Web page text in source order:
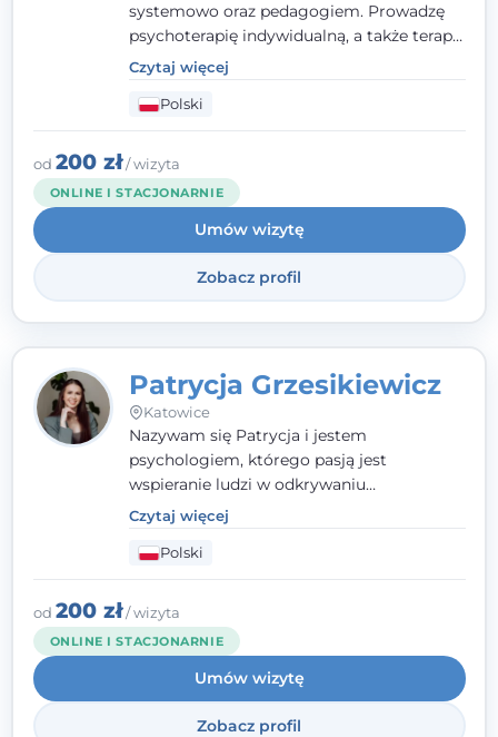
systemowo oraz pedagogiem. Prowadzę
psychoterapię indywidualną, a także terapię
par, małżeństw i rodzin. Patrzę na
człowieka całościowo - w kontekście jego
relacji z rodziną, pracą i otoczeniem - i
opieram współpracę na Twoich mocnych
stronach.
Czytaj więcej
Polski
od 200 zł/ wizyta
ONLINE I STACJONARNIE
Umów wizytę
Zobacz profil
Patrycja Grzesikiewicz
Katowice
Nazywam się Patrycja i jestem
psychologiem, którego pasją jest
wspieranie ludzi w odkrywaniu
wewnętrznej siły i radzeniu sobie z
codziennymi trudnościami. Pracuję w
nurcie poznawczo-behawioralnym, oferując
indywidualne podejście pełne empatii,
zaufania i wsparcia. Jeśli masz za sobą
trudny czas, jestem tutaj dla Ciebie.
Czytaj więcej
Polski
od 200 zł/ wizyta
ONLINE I STACJONARNIE
Umów wizytę
Zobacz profil